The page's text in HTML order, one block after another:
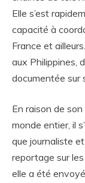
Elle s’est
capacité à
France et
aux Philippines,
documentée sur
En raison de
monde entier, il
que journaliste
reportage sur
elle a été